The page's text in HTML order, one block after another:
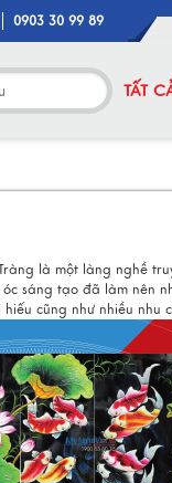
0903 30 99 89
TẤT
là một làng nghề
sáng tạo đã làm nên
cũng như nhiều nhu